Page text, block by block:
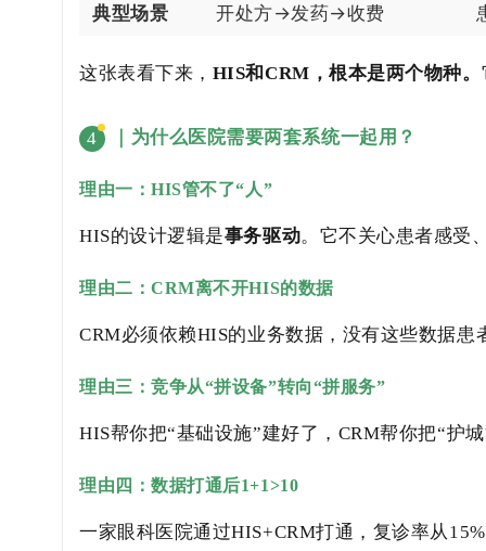
典型场景
开处方→发药→收费
这张表看下来， HIS和CRM，根本是两个物种。
4 ｜为什么医院需要两套系统一起用？
理由一：HIS管不了“人”
HIS的设计逻辑是事务驱动。它不关心患者感受
理由二：CRM离不开HIS的数据
CRM必须依赖HIS的业务数据，没有这些数据患
理由三：竞争从“拼设备”转向“拼服务”
HIS帮你把“基础设施”建好了，CRM帮你把“护
理由四：数据打通后1+1>10
一家眼科医院通过HIS+CRM打通，复诊率从